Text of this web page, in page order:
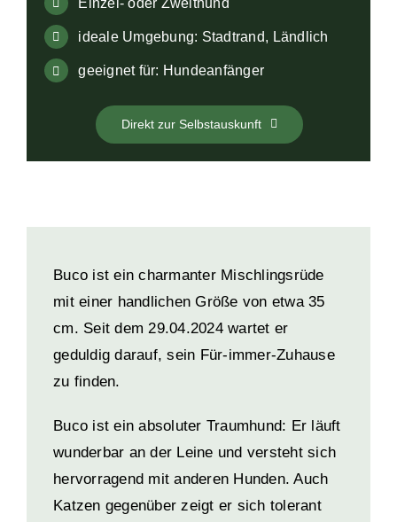
ideale Umgebung: Stadtrand, Ländlich
geeignet für: Hundeanfänger
Direkt zur Selbstauskunft
Buco ist ein charmanter Mischlingsrüde
mit einer handlichen Größe von etwa 35
cm. Seit dem 29.04.2024 wartet er
geduldig darauf, sein Für-immer-Zuhause
zu finden.
Buco ist ein absoluter Traumhund: Er läuft
wunderbar an der Leine und versteht sich
hervorragend mit anderen Hunden. Auch
Katzen gegenüber zeigt er sich tolerant